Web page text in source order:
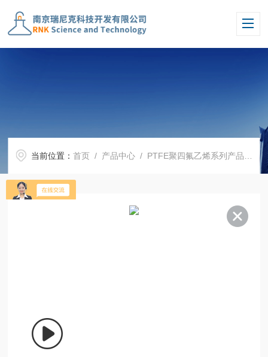
当前位置：首页 / 产品中心 / PTFE聚四氟乙烯系列产品